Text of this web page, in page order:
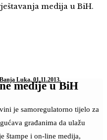
medija u BiH.
Luka, 01.11.2013.
medije u BiH
je samoregulatorno tijelo za
građanima da ulažu
štampe i on-line medija,